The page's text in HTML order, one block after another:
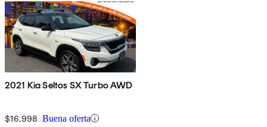
2021 Kia Seltos SX Turbo AWD
$16,998 Buena oferta